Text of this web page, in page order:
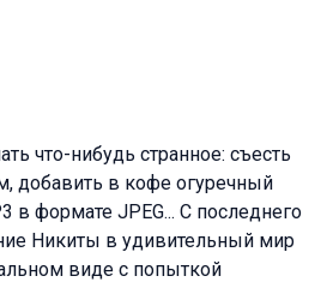
что-нибудь странное: съесть
добавить в кофе огуречный
в формате JPEG... С последнего
Никиты в удивительный мир
виде с попыткой